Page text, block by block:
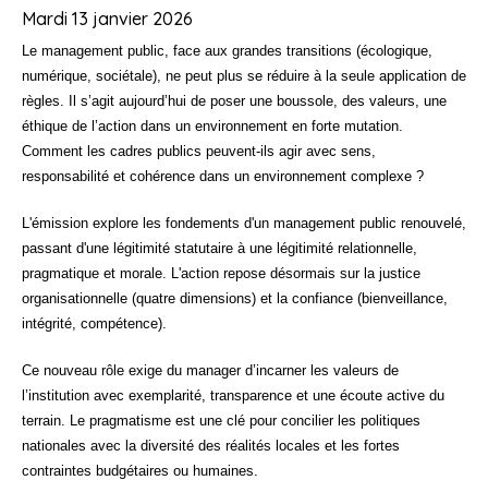
Mardi 13 janvier 2026
Le management public, face aux grandes transitions (écologique,
numérique, sociétale), ne peut plus se réduire à la seule application de
règles. Il s’agit aujourd’hui de poser une boussole, des valeurs, une
éthique de l’action dans un environnement en forte mutation.
Comment les cadres publics peuvent-ils agir avec sens,
responsabilité et cohérence dans un environnement complexe ?
L'émission explore les fondements d'un management public renouvelé,
passant d'une légitimité statutaire à une légitimité relationnelle,
pragmatique et morale. L'action repose désormais sur la justice
organisationnelle (quatre dimensions) et la confiance (bienveillance,
intégrité, compétence).
Ce nouveau rôle exige du manager d’incarner les valeurs de
l’institution avec exemplarité, transparence et une écoute active du
terrain. Le pragmatisme est une clé pour concilier les politiques
nationales avec la diversité des réalités locales et les fortes
contraintes budgétaires ou humaines.